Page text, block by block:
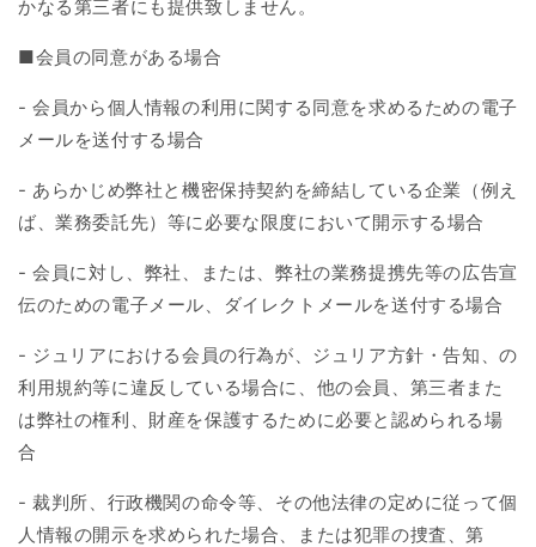
かなる第三者にも提供致しません。
■会員の同意がある場合
-会員から個人情報の利用に関する同意を求めるための電子
メールを送付する場合
- あらかじめ弊社と機密保持契約を締結している企業（例え
ば、業務委託先）等に必要な限度において開示する場合
-会員に対し、弊社、または、弊社の業務提携先等の広告宣
伝のための電子メール、ダイレクトメールを送付する場合
- ジュリアにおける会員の行為が、ジュリア方針・告知、の
利用規約等に違反している場合に、他の会員、第三者また
は弊社の権利、財産を保護するために必要と認められる場
合
-裁判所、行政機関の命令等、その他法律の定めに従って個
人情報の開示を求められた場合、または犯罪の捜査、第